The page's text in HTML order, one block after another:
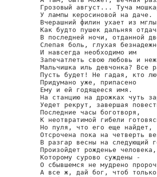
Грозовый август... Туча
У лампы керосиновой на даче.
Вчерашний филин ухает из
Как будто пушек дальняя
В последней ночи, отданной
Слепая боль, глухая
И навсегда необходимо им
Запечатлеть свою любовь и
Мальчишка иль девчонка? Все
Пусть будет! Не гадая, кто
Придумано уже, припасено
Ему и ей годящееся имя.
На станцию на дрожках чуть
Уедет рекрут, завершая
Последние часы боготворя,
К неотвратимой гибели
Но пуля, что его еще найдет,
Отсрочена пока на четверть
В разгар весны на следующий
Произойдет рожденье человека,
Которому сурово суждены -
О сбывшемся не мудрено
А все ж, дай бог, чтоб